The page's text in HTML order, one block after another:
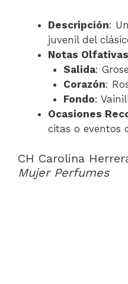
Descripción:
juvenil del
Notas Olfativas
Salida:
Corazón:
Fondo:
Ocasiones
citas o eventos
CH Carolina
Mujer Perfumes